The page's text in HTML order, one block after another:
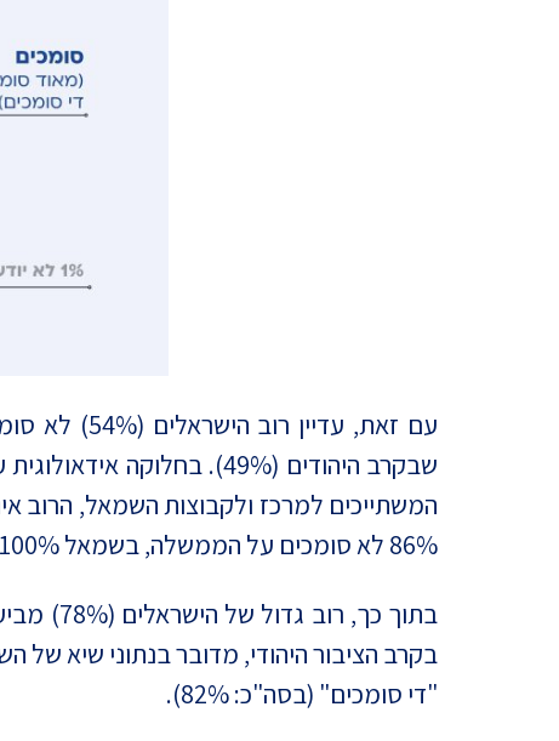
המשתייכים למרכז ולקבוצות השמאל, הרוב
86% לא סומכים על הממשלה, בשמאל 100% מעידים כי אינם סומכים עליה.
"די סומכים" (בסה"כ: 82%).